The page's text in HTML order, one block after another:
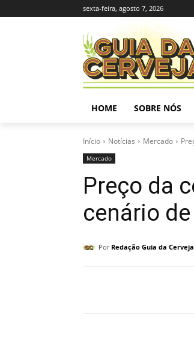
sexta-feira, agosto 7, 2026
HOME SOBRE NÓS
Início Notícias Mercado
Mercado
Preço da
cenário
Por Redação Guia da Cerveja